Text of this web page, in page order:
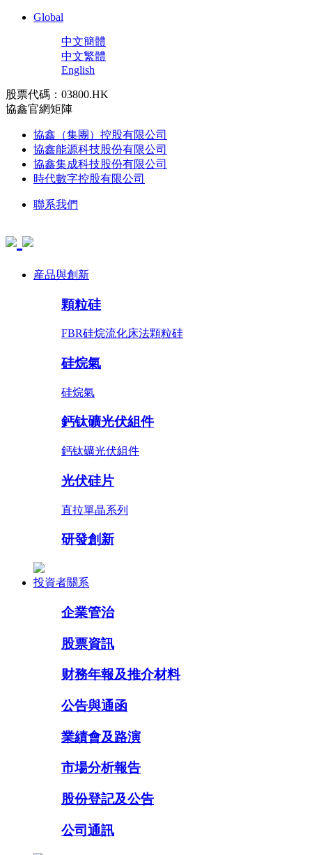
Global
中文簡體
中文繁體
English
股票代碼：03800.HK
協鑫官網矩陣
協鑫（集團）控股有限公司
協鑫能源科技股份有限公司
協鑫集成科技股份有限公司
時代數字控股有限公司
聯系我們
産品與創新
顆粒硅
FBR硅烷流化床法顆粒硅
硅烷氣
硅烷氣
鈣钛礦光伏組件
鈣钛礦光伏組件
光伏硅片
直拉單晶系列
研發創新
投資者關系
企業管治
股票資訊
财務年報及推介材料
公告與通函
業績會及路演
市場分析報告
股份登記及公告
公司通訊